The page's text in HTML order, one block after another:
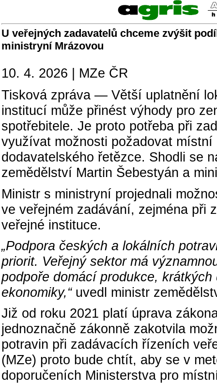
U veřejných zadavatelů chceme zvýšit
ministryní Mrázovou
10. 4. 2026 | MZe ČR
Tisková zpráva — Větší uplatnění
institucí může přinést výhody pro
spotřebitele. Je proto potřeba při
využívat možnosti požadovat
dodavatelského řetězce. Shodli se
zemědělství Martin Šebestyán a
Ministr s ministryní projednali
ve veřejném zadávání, zejména při
veřejné instituce.
„Podpora českých a lokálních
priorit. Veřejný sektor má
podpoře domácí produkce,
ekonomiky,“ uvedl ministr
Již od roku 2021 platí úprava
jednoznačně zákonně zakotvila
potravin při zadávacích řízeních
(MZe) proto bude chtít, aby se v
doporučeních Ministerstva pro